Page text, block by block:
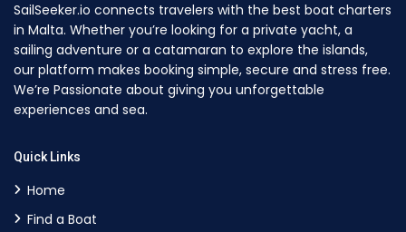
SailSeeker.io connects travelers with the best boat charters
in Malta. Whether you’re looking for a private yacht, a
sailing adventure or a catamaran to explore the islands,
our platform makes booking simple, secure and stress free.
We’re Passionate about giving you unforgettable
experiences and sea.
Quick Links
Home
Find a Boat